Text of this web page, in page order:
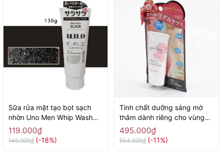
Sữa rửa mặt tạo bọt sạch
nhờn Uno Men Whip Wash
Black 130g - Hàng Nhật
chính hãng
119.000₫
145.000₫ (-18%)
Tinh chất dưỡng sáng mờ
thâm dành riêng cho vùng
nhũ hoa, vùng bikini, nách,
đùi trong Beppin Body Virgin
495.000₫
554.000₫ (-11%)